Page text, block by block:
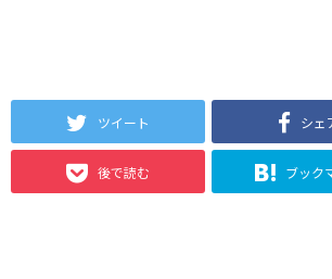
ツイート シェ
後で読む ブック